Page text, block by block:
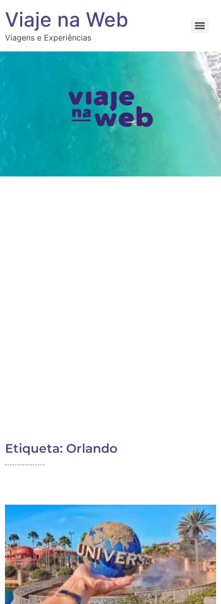
Viaje na Web
Viagens e Experiências
Etiqueta: Orlando